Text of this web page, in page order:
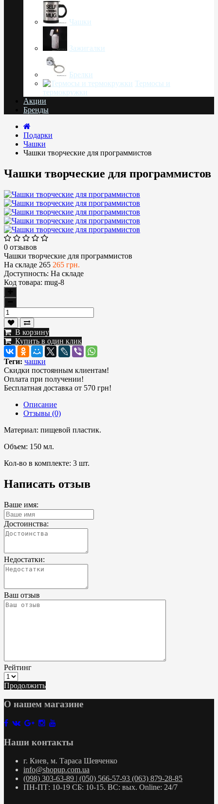
Чашки
Зажигалки
Брелки
Термосы и
термокружки
Акции
Бренды
Подарки
Чашки
Чашки творческие для программистов
Чашки творческие для программистов
0 отзывов
Чашки творческие для программистов
На складе 265 265 грн.
Доступность: На складе
Код товара: mug-8
В корзину
Купить в один клик
Теги: чашки
Скидки постоянным клиентам!
Оплата при получении!
Бесплатная доставка от 570 грн!
Описание
Отзывы (0)
Материал: пищевой пластик.
Объем: 150 мл.
Кол-во в комплекте: 3 шт.
Написать отзыв
Ваше имя:
Достоинства:
Недостатки:
Ваш отзыв
Рейтинг
Продолжить
О нашем магазине
Наши контакты
г. Киев, м. Тараса Шевченко
info@shopup.com.ua
(098) 303-63-89 | (050) 566-57-93 (063) 879-28-85
ПН-ПТ: 10-19 СБ: 10-15. ВС: вых. Online: 24/7